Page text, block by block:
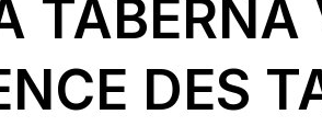
TABERNA
DES